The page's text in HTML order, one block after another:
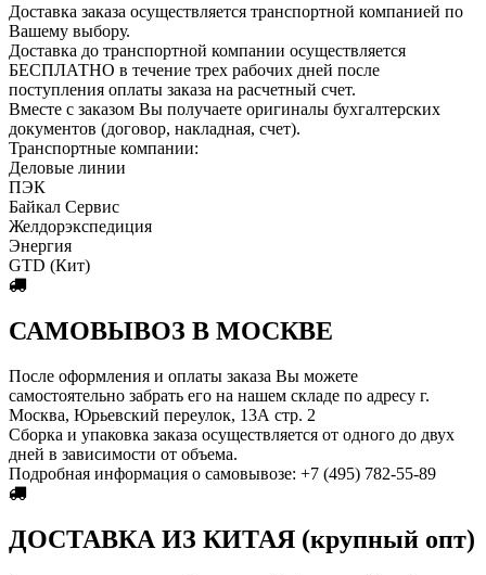
Доставка заказа осуществляется транспортной компанией по
Вашему выбору.
Доставка до транспортной компании осуществляется
БЕСПЛАТНО в течение трех рабочих дней после
поступления оплаты заказа на расчетный счет.
Вместе с заказом Вы получаете оригиналы бухгалтерских
документов (договор, накладная, счет).
Транспортные компании:
Деловые линии
ПЭК
Байкал Сервис
Желдорэкспедиция
Энергия
GTD (Кит)
САМОВЫВОЗ В МОСКВЕ
После оформления и оплаты заказа Вы можете
самостоятельно забрать его на нашем складе по адресу г.
Москва, Юрьевский переулок, 13А стр. 2
Сборка и упаковка заказа осуществляется от одного до двух
дней в зависимости от объема.
Пoдробная информация о самовывозе: +7 (495) 782-55-89
ДОСТАВКА ИЗ КИТАЯ (крупный опт)